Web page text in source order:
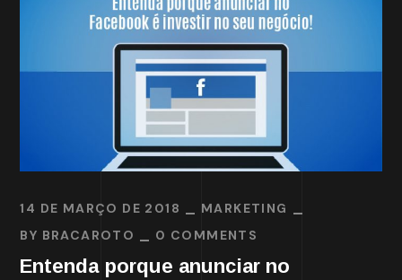
14 DE MARÇO DE 2018
MARKETING
BY BRACAROTO 0 COMMENTS
Entenda porque anunciar no